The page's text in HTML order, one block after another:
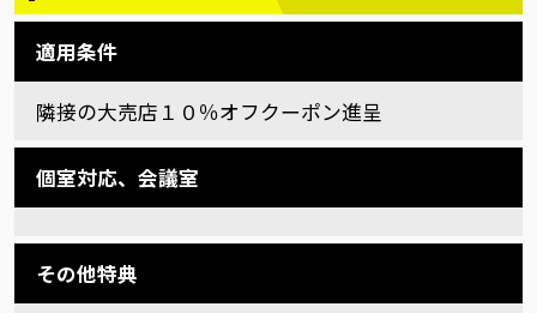
適用条件
隣接の大売店１０％オフクーポン進呈
個室対応、会議室
その他特典